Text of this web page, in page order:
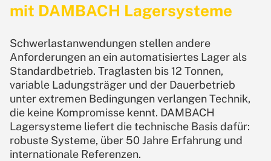
mit DAMBACH Lagersysteme
Schwerlastanwendungen stellen andere
Anforderungen an ein automatisiertes Lager als
Standardbetrieb. Traglasten bis 12 Tonnen,
variable Ladungsträger und der Dauerbetrieb
unter extremen Bedingungen verlangen Technik,
die keine Kompromisse kennt. DAMBACH
Lagersysteme liefert die technische Basis dafür:
robuste Systeme, über 50 Jahre Erfahrung und
internationale Referenzen.